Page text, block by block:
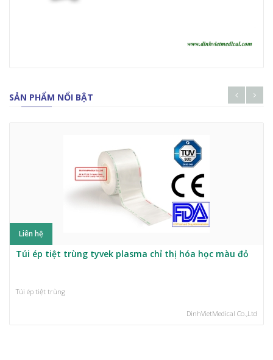
SẢN PHẨM NỔI BẬT
Liên hệ
Túi ép tiệt trùng tyvek plasma chỉ thị hóa học màu đỏ
Túi ép tiệt trùng
DinhVietMedical Co.,Ltd